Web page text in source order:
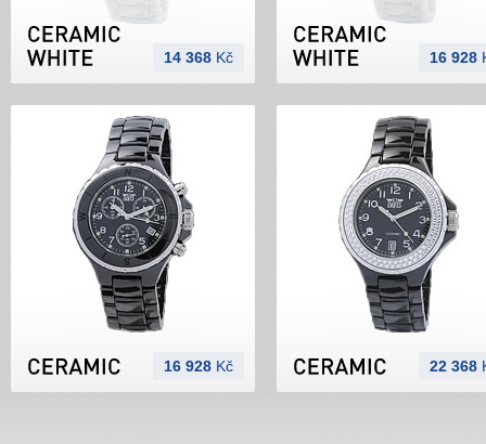
14 368 Kč 16 928
16 928 Kč 22 368